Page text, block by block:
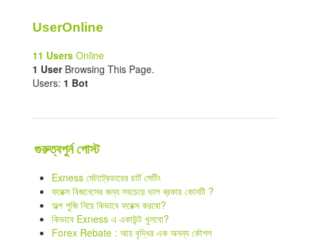
UserOnline
11 Users Online
1 UserBrowsing This Page.
Users: 1 Bot
গুরুত্বপুর্ন পোস্ট
Exness মেটাট্রেডারের চার্ট সেটিং
ফরেক্স বিজনেসের জন্য সবচেয়ে ভাল ব্রকার কোনটি ?
অল্প পুজি নিয়ে কিভাবে ফরেক্স করবো?
কিভাবে Exness এ একাউন্ট খুলবো?
Forex Rebate : আয় বৃদ্ধির এক অনন্য কৌশল